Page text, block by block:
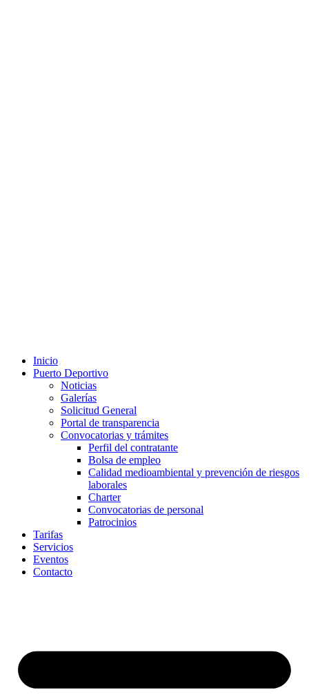
Inicio
Puerto Deportivo
Noticias
Galerías
Solicitud General
Portal de transparencia
Convocatorias y trámites
Perfil del contratante
Bolsa de empleo
Calidad medioambiental y prevención de riesgos
laborales
Charter
Convocatorias de personal
Patrocinios
Tarifas
Servicios
Eventos
Contacto